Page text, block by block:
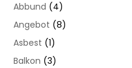
Abbund (4)
Angebot (8)
Asbest (1)
Balkon (3)